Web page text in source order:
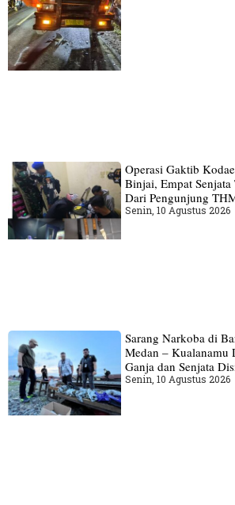
Operasi Gaktib
Binjai, Empat
Dari Pengunjung
Senin, 10 Agustus 2026
Sarang Narkoba di
Medan – Kualanamu
Ganja dan Senjata
Senin, 10 Agustus 2026